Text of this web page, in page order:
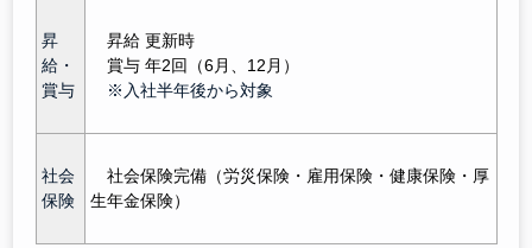
昇
給・
賞与
昇給 更新時
賞与 年2回（6月、12月）
※入社半年後から対象
社会
保険
社会保険完備（労災保険・雇用保険・健康保険・厚
生年金保険）